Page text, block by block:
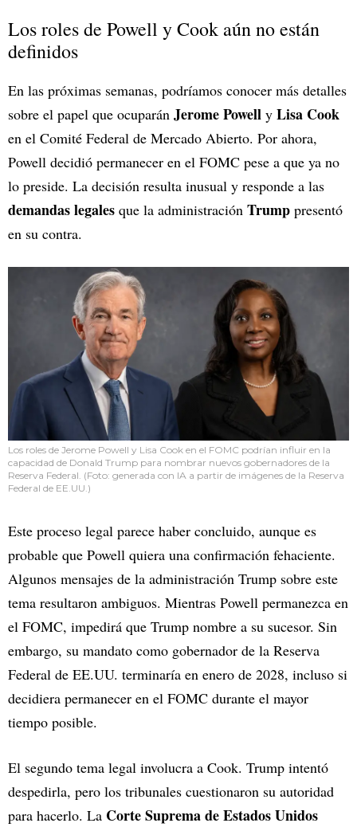
Los roles de Powell y Cook aún no están
definidos
En las próximas semanas, podríamos conocer más detalles
sobre el papel que ocuparán Jerome Powell y Lisa Cook
en el Comité Federal de Mercado Abierto. Por ahora,
Powell decidió permanecer en el FOMC pese a que ya no
lo preside. La decisión resulta inusual y responde a las
demandas legales que la administración Trump presentó
en su contra.
Los roles de Jerome Powell y Lisa Cook en el FOMC podrían influir en la
capacidad de Donald Trump para nombrar nuevos gobernadores de la
Reserva Federal. (Foto: generada con IA a partir de imágenes de la Reserva
Federal de EE.UU.)
Este proceso legal parece haber concluido, aunque es
probable que Powell quiera una confirmación fehaciente.
Algunos mensajes de la administración Trump sobre este
tema resultaron ambiguos. Mientras Powell permanezca en
el FOMC, impedirá que Trump nombre a su sucesor. Sin
embargo, su mandato como gobernador de la Reserva
Federal de EE.UU. terminaría en enero de 2028, incluso si
decidiera permanecer en el FOMC durante el mayor
tiempo posible.
El segundo tema legal involucra a Cook. Trump intentó
despedirla, pero los tribunales cuestionaron su autoridad
para hacerlo. La Corte Suprema de Estados Unidos